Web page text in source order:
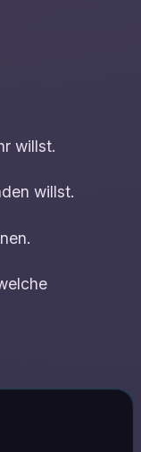
willst.
willst.